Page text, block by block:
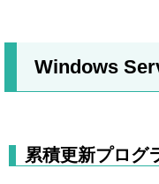
Windows
累積更新プログ